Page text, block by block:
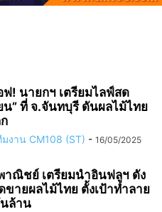
ฟ! นายกฯ เตรียมไลฟ์สด
น” ที่ จ.จันทบุรี ดันผลไม้ไทย
งาน CM108 (ST) - 16/05/2025
าณิชย์ เตรียมนำอินฟลูฯ ดัง
ขายผลไม้ไทย ตั้งเป้าทำลาย
ล้าน